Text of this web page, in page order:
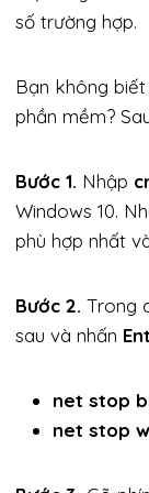
số trường hợp.
Bạn không
phần mềm?
Bước 1. Nhập
Windows 10.
phù hợp nhất
Bước 2. Trong
sau và nhấn
net stop
net stop